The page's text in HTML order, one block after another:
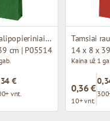
Tamsiai žalipopieriniai maišeliai su susuktomis rankenomis
cm | P05514
€
vnt.
14 x 8 x
Kaina už 1
0,36 €
10+ vnt.